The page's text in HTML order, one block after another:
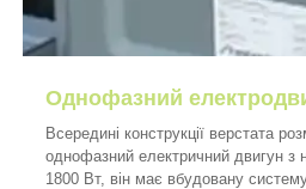
Однофазний
Всередині конструкції верстата
однофазний електричний двигун з
1800 Вт, він має вбудовану